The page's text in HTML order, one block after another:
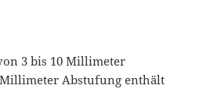
3 bis 10 Millimeter
Abstufung enthält